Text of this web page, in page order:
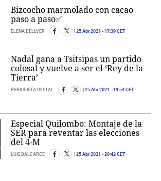
Bizcocho marmolado con cacao
paso a paso✅
ELENA BELLVER 25 Abr 2021 - 17:39 CET
Nadal gana a Tsitsipas un partido
colosal y vuelve a ser el ‘Rey de la
Tierra’
PERIODISTA DIGITAL 25 Abr 2021 - 19:54 CET
Especial Quilombo: Montaje de la
SER para reventar las elecciones
del 4-M
LUIS BALCARCE 25 Abr 2021 - 20:42 CET